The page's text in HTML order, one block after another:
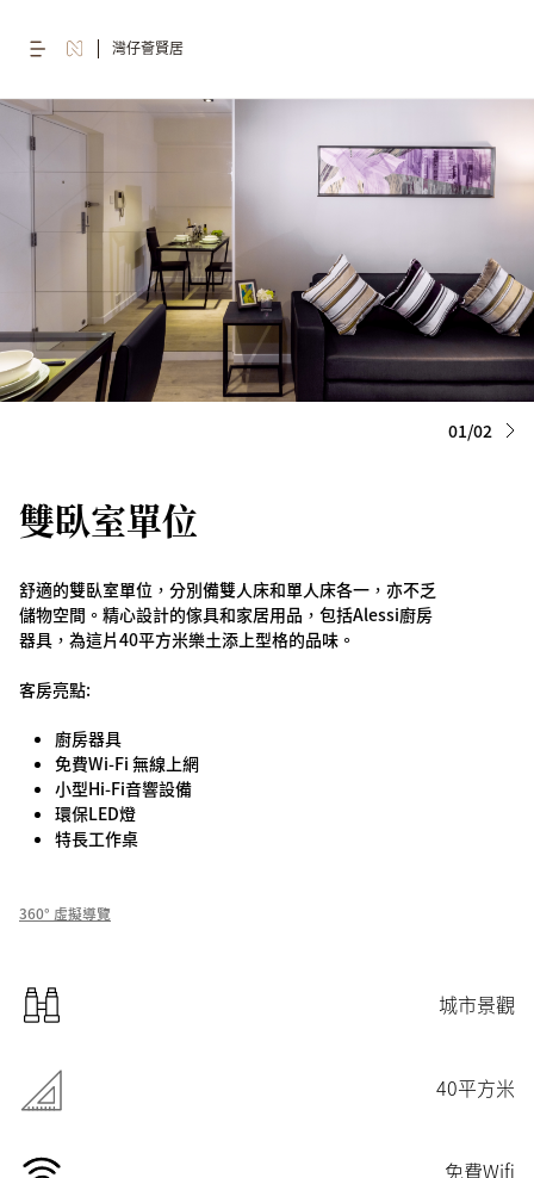
灣仔薈賢居
01/02
雙臥室單位
舒適的雙臥室單位，分別備雙人床和單人床各一，亦不乏
儲物空間。精心設計的傢具和家居用品，包括Alessi廚房
器具，為這片40平方米樂土添上型格的品味。
客房亮點:
廚房器具
免費Wi-Fi 無線上網
小型Hi-Fi音響設備
環保LED燈
特長工作桌
360° 虛擬導覽
城市景觀
40平方米
免費Wifi